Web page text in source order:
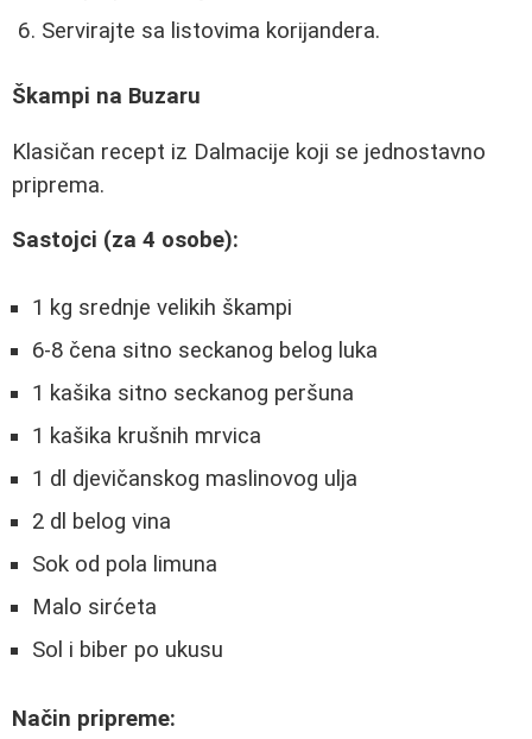
Servirajte sa listovima korijandera.
Škampi na Buzaru
Klasičan recept iz Dalmacije koji se jednostavno
priprema.
Sastojci (za 4 osobe):
1 kg srednje velikih škampi
6-8 čena sitno seckanog belog luka
1 kašika sitno seckanog peršuna
1 kašika krušnih mrvica
1 dl djevičanskog maslinovog ulja
2 dl belog vina
Sok od pola limuna
Malo sirćeta
Sol i biber po ukusu
Način pripreme: